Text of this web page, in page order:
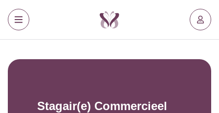
Stagair(e) Commercieel